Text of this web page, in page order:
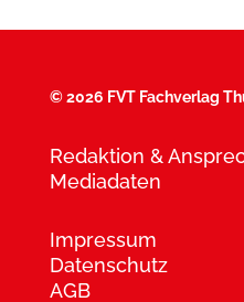
©2026 FVT Fachverlag
Redaktion &
Mediadaten
Impressum
Datenschutz
AGB